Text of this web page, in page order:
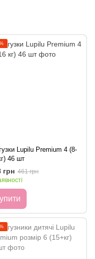
Lupilu Рremium 4 (8-
46 шт
грн 461 грн